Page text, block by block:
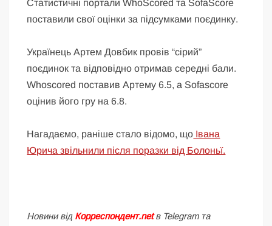
Статистичні портали WhoScored та SofaScore
поставили свої оцінки за підсумками поєдинку.
Українець Артем Довбик провів “сірий”
поєдинок та відповідно отримав середні бали.
Whoscored поставив Артему 6.5, а Sofascore
оцінив його гру на 6.8.
Нагадаємо, раніше стало відомо, що Івана
Юрича звільнили після поразки від Болоньї.
Новини відКорреспондент.netв Telegram та